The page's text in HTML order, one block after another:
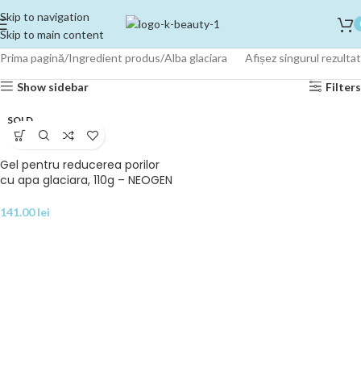
Skip to navigation
Skip to main content
Prima pagină Ingredient produs Alba glaciara Afișez singurul rezultat
Show sidebar Filters
SOLD
OUT
Gel pentru reducerea porilor
cu apa glaciara, 110g – NEOGEN
141.00lei